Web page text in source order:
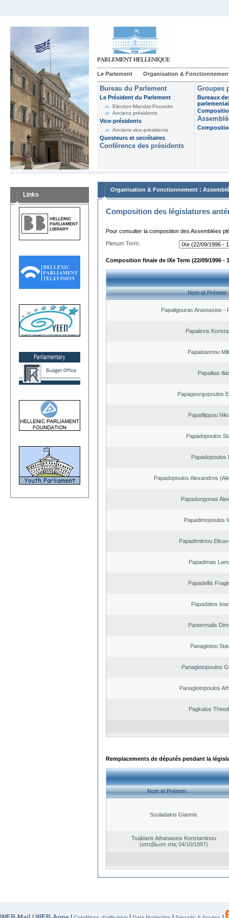
Le Parlement Organisation &
Bureau du Parlement
Le Président du Parlement
Election-Mandat-Pouvoirs
Anciens présidents
Vice-présidents
Anciens vice-présidents
Questeurs et secrétaires
Conférence des présidents
Groupes
Bureaux
Links
Organisation & Fonctionnement :
Composition des législatures
Pour consulter la composition des Assemblées
Plenum Term:
Composition finale de IXe Term (22/09/1996 -
Nom et Prénom
Papaligouras Anastasios -
Papalexis
Papaioannou
Papailias
Papageorgopoulos
Papafilippou
Papadopoulos
Papadopoulos
Papadopoulos Alexandros
Papadongonas
Papadimopoulos
Papadimitriou
Papadimas
Papadellis
Papadatos
Pantermalis
Panagiotou
Panagiotopoulos
Panagiotopoulos
Pagkalos
Remplacements de députés pendant la
Nom et Prénom
Souladakis Giannis
Tsaldaris Athanasios Konstantinou
(απεβίωσε στις 04/10/1997)
| | | | |